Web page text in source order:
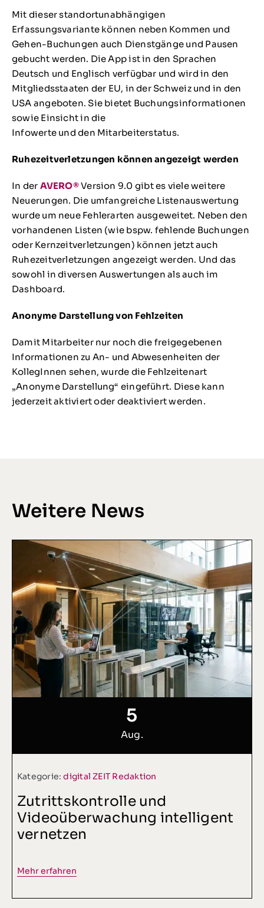
Mit dieser standortunabhängigen
Erfassungsvariante können neben Kommen und
Gehen-Buchungen auch Dienstgänge und Pausen
gebucht werden. Die App ist in den Sprachen
Deutsch und Englisch verfügbar und wird in den
Mitgliedsstaaten der EU, in der Schweiz und in den
USA angeboten. Sie bietet Buchungsinformationen
sowie Einsicht in die
Infowerte und den Mitarbeiterstatus.
Ruhezeitverletzungen können angezeigt werden
In der AVERO®Version 9.0 gibt es viele weitere
Neuerungen. Die umfangreiche Listenauswertung
wurde um neue Fehlerarten ausgeweitet. Neben den
vorhandenen Listen (wie bspw. fehlende Buchungen
oder Kernzeitverletzungen) können jetzt auch
Ruhezeitverletzungen angezeigt werden. Und das
sowohl in diversen Auswertungen als auch im
Dashboard.
Anonyme Darstellung von Fehlzeiten
Damit Mitarbeiter nur noch die freigegebenen
Informationen zu An- und Abwesenheiten der
KollegInnen sehen, wurde die Fehlzeitenart
„Anonyme Darstellung“ eingeführt. Diese kann
jederzeit aktiviert oder deaktiviert werden.
Weitere News
5
Aug.
Kategorie:digital ZEIT Redaktion
Zutrittskontrolle und
Videoüberwachung intelligent
vernetzen
Mehr erfahren